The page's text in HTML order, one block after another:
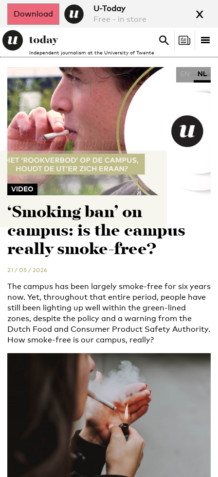
Download
U-Today
Free - in store
x
Independent journalism at the University of Twente
Search
Search
EN NL
VIDEO
‘Smoking ban’ on
campus: is the campus
really smoke-free?
21 / 05 / 2026
The campus has been largely smoke-free for six years
now. Yet, throughout that entire period, people have
still been lighting up well within the green-lined
zones, despite the policy and a warning from the
Dutch Food and Consumer Product Safety Authority.
How smoke-free is our campus, really?